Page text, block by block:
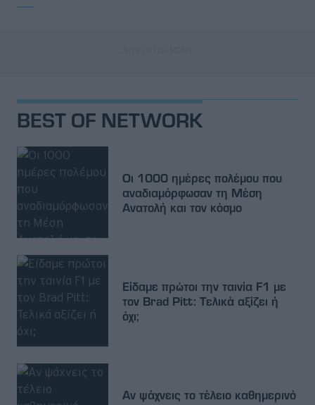
BEST OF NETWORK
Οι 1000 ημέρες πολέμου που
αναδιαμόρφωσαν τη Μέση
Ανατολή και τον κόσμο
Είδαμε πρώτοι την ταινία F1 με
τον Brad Pitt: Τελικά αξίζει ή
όχι;
Αν ψάχνεις το τέλειο καθημερινό